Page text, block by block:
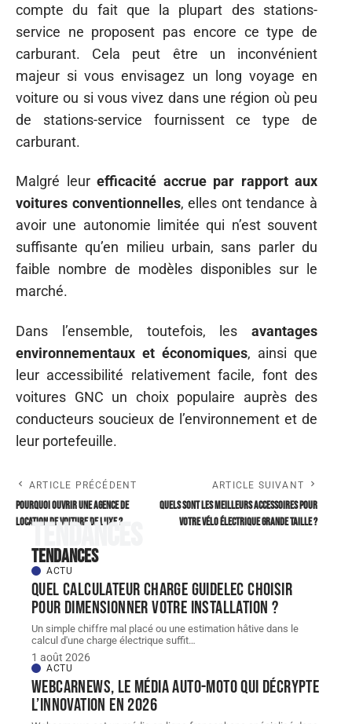
compte du fait que la plupart des stations-
service ne proposent pas encore ce type de
carburant. Cela peut être un inconvénient
majeur si vous envisagez un long voyage en
voiture ou si vous vivez dans une région où peu
de stations-service fournissent ce type de
carburant.
Malgré leur efficacité accrue par rapport aux
voitures conventionnelles, elles ont tendance à
avoir une autonomie limitée qui n’est souvent
suffisante qu’en milieu urbain, sans parler du
faible nombre de modèles disponibles sur le
marché.
Dans l’ensemble, toutefois, les avantages
environnementaux et économiques, ainsi que
leur accessibilité relativement facile, font des
voitures GNC un choix populaire auprès des
conducteurs soucieux de l’environnement et de
leur portefeuille.
ARTICLE PRÉCÉDENT
Pourquoi ouvrir une agence de
location de voiture de luxe ?
ARTICLE SUIVANT
Quels sont les meilleurs accessoires pour
votre vélo électrique grande taille ?
Tendances
Tendances
ACTU
Quel Calculateur charge guidelec choisir
pour dimensionner votre installation ?
Un simple chiffre mal placé ou une estimation hâtive dans le
calcul d'une charge électrique suffit…
1 août 2026
ACTU
Webcarnews, le média auto-moto qui décrypte
l’innovation en 2026